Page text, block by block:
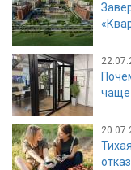
чаще